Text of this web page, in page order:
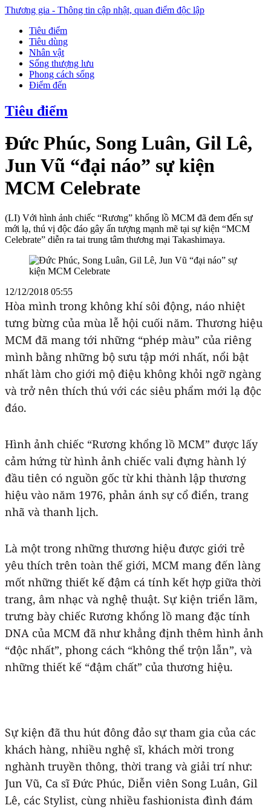
Thương gia - Thông tin cập nhật, quan điểm độc lập
Tiêu điểm
Tiêu dùng
Nhân vật
Sống thượng lưu
Phong cách sống
Điểm đến
Tiêu điểm
Đức Phúc, Song Luân, Gil Lê,
Jun Vũ “đại náo” sự kiện
MCM Celebrate
(LI) Với hình ảnh chiếc “Rương” khổng lồ MCM đã đem đến sự
mới lạ, thú vị độc đáo gây ấn tượng mạnh mẽ tại sự kiện “MCM
Celebrate” diễn ra tai trung tâm thương mại Takashimaya.
12/12/2018 05:55
Hòa mình trong không khí sôi động, náo nhiệt
tưng bừng của mùa lễ hội cuối năm. Thương hiệu
MCM đã mang tới những “phép màu” của riêng
mình bằng những bộ sưu tập mới nhất, nổi bật
nhất làm cho giới mộ điệu không khỏi ngỡ ngàng
và trở nên thích thú với các siêu phẩm mới lạ độc
đáo.
Hình ảnh chiếc “Rương khổng lồ MCM” được lấy
cảm hứng từ hình ảnh chiếc vali đựng hành lý
đầu tiên có nguồn gốc từ khi thành lập thương
hiệu vào năm 1976, phản ánh sự cổ điển, trang
nhã và thanh lịch.
Là một trong những thương hiệu được giới trẻ
yêu thích trên toàn thế giới, MCM mang đến làng
mốt những thiết kế đậm cá tính kết hợp giữa thời
trang, âm nhạc và nghệ thuật. Sự kiện triển lãm,
trưng bày chiếc Rương khổng lồ mang đặc tính
DNA của MCM đã như khẳng định thêm hình ảnh
“độc nhất”, phong cách “không thể trộn lẫn”, và
những thiết kế “đậm chất” của thương hiệu.
Sự kiện đã thu hút đông đảo sự tham gia của các
khách hàng, nhiều nghệ sĩ, khách mời trong
nghành truyền thông, thời trang và giải trí như:
Jun Vũ, Ca sĩ Đức Phúc, Diễn viên Song Luân, Gil
Lê, các Stylist, cùng nhiều fashionista đình đám